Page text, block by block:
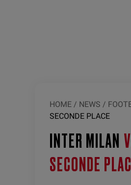
HOME / NEWS /
SECONDE PLACE
INTER MILAN
SECONDE